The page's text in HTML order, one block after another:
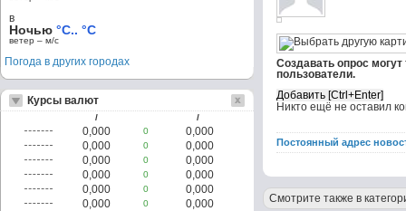
Создавать опрос
пользователи.
Никто ещё не оставил
Постоянный адрес
Смотрите также в
в
Ночью °C.. °C
ветер – м/c
Погода в других городах
Курсы валют
/ /
0,000 0
0,000
0,000
0
0,000
0,000
0
0,000
0,000
0
0,000
0,000
0
0,000
0,000
0
0,000